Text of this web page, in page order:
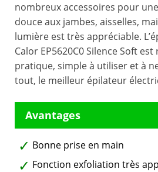
nombreux accessoires pour
douce aux jambes, aisselles,
lumière est très appréciable.
Calor EP5620C0 Silence Soft
pratique, simple à utiliser et à
tout, le meilleur épilateur
Bonne prise en main
Fonction exfoliation très